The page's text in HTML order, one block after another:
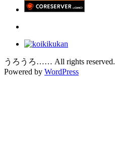
うろうろ…… All rights reserved.
Powered by WordPress